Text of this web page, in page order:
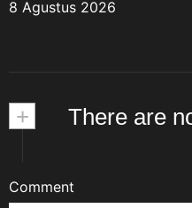
8 Agustus 2026
+ There are
Comment